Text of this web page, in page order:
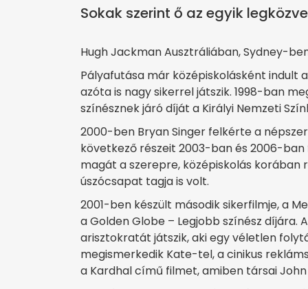
Sokak szerint ő az egyik
Hugh Jackman Ausztráliában, Sydney-
Pályafutása már középiskolásként indult
azóta is nagy sikerrel játszik. 1998-ban
színésznek járó díját a Királyi Nemzeti
2000-ben Bryan Singer felkérte a
következő részeit 2003-ban és 2006-
magát a szerepre, középiskolás
úszócsapat tagja is volt.
2001-ben készült második sikerfilmje, a
a Golden Globe – Legjobb színész
arisztokratát játszik, aki egy véletlen
megismerkedik Kate-tel, a cinikus
a Kardhal című filmet, amiben társai